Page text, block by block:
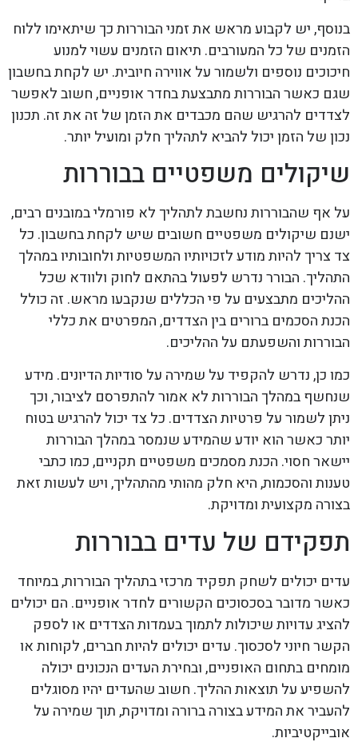
בנוסף, יש לקבוע מראש את זמני הבוררות כך שיתאימו ללוח
הזמנים של כל המעורבים. תיאום הזמנים עשוי למנוע
חיכוכים נוספים ולשמור על אווירה חיובית. יש לקחת בחשבון
שגם כאשר הבוררות מתבצעת בחדר אופניים, חשוב לאפשר
לצדדים להרגיש שהם מכבדים את הזמן של זה את זה. תכנון
נכון של הזמן יכול להביא לתהליך חלק ומועיל יותר.
שיקולים משפטיים בבוררות
על אף שהבוררות נחשבת לתהליך לא פורמלי במובנים רבים,
ישנם שיקולים משפטיים חשובים שיש לקחת בחשבון. כל
צד צריך להיות מודע לזכויותיו המשפטיות ולחובותיו במהלך
התהליך. הבורר נדרש לפעול בהתאם לחוק ולוודא שכל
ההליכים מתבצעים על פי הכללים שנקבעו מראש. זה כולל
הכנת הסכמים ברורים בין הצדדים, המפרטים את כללי
הבוררות והשפעתם על ההליכים.
כמו כן, נדרש להקפיד על שמירה על סודיות הדיונים. מידע
שנחשף במהלך הבוררות לא אמור להתפרסם לציבור, וכך
ניתן לשמור על פרטיות הצדדים. כל צד יכול להרגיש בטוח
יותר כאשר הוא יודע שהמידע שנמסר במהלך הבוררות
יישאר חסוי. הכנת מסמכים משפטיים תקניים, כמו כתבי
טענות והסכמות, היא חלק מהותי מהתהליך, ויש לעשות זאת
בצורה מקצועית ומדויקת.
תפקידם של עדים בבוררות
עדים יכולים לשחק תפקיד מרכזי בתהליך הבוררות, במיוחד
כאשר מדובר בסכסוכים הקשורים לחדר אופניים. הם יכולים
להציג עדויות שיכולות לתמוך בעמדות הצדדים או לספק
הקשר חיוני לסכסוך. עדים יכולים להיות חברים, לקוחות או
מומחים בתחום האופניים, ובחירת העדים הנכונים יכולה
להשפיע על תוצאות ההליך. חשוב שהעדים יהיו מסוגלים
להעביר את המידע בצורה ברורה ומדויקת, תוך שמירה על
אובייקטיביות.